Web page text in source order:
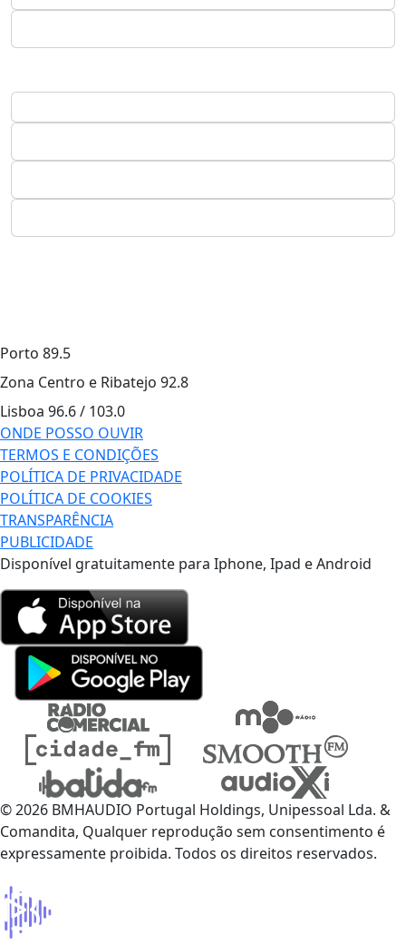
Porto 89.5
Zona Centro e Ribatejo 92.8
Lisboa 96.6 / 103.0
ONDE POSSO OUVIR
TERMOS E CONDIÇÕES
POLÍTICA DE PRIVACIDADE
POLÍTICA DE COOKIES
TRANSPARÊNCIA
PUBLICIDADE
Disponível gratuitamente para Iphone, Ipad e Android
© 2026 BMHAUDIO Portugal Holdings, Unipessoal Lda. &
Comandita, Qualquer reprodução sem consentimento é
expressamente proibida. Todos os direitos reservados.